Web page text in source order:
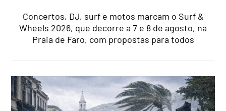
Concertos, DJ, surf e motos marcam o Surf &
Wheels 2026, que decorre a 7 e 8 de agosto, na
Praia de Faro, com propostas para todos